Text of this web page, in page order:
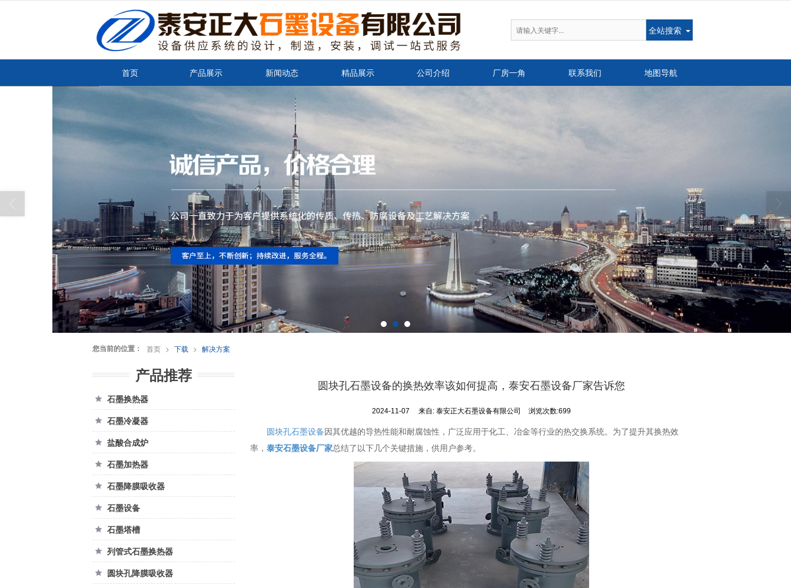
很遗憾，因您的浏览器版本过低导致无法获得最佳浏览体验，推荐下载安装谷歌浏览器！
全站搜索
首页 产品展示 新闻动态 精品展示 公司介绍 厂房一角 联系我们 地图导航
您当前的位置： 首页 > 下载 > 解决方案
圆块孔石墨设备的换热效率该如何提高，泰安石墨设备厂家告诉您
2024-11-07 来自: 泰安正大石墨设备有限公司 浏览次数:699
圆块孔石墨设备因其优越的导热性能和耐腐蚀性，广泛应用于化工、冶金等行业的热交换系统。为了提升其换热效
率， 泰安石墨设备厂家总结了以下几个关键措施，供用户参考。
产品推荐
 石墨换热器
 石墨冷凝器
 盐酸合成炉
 石墨加热器
 石墨降膜吸收器
 石墨设备
 石墨塔槽
 列管式石墨换热器
 圆块孔降膜吸收器